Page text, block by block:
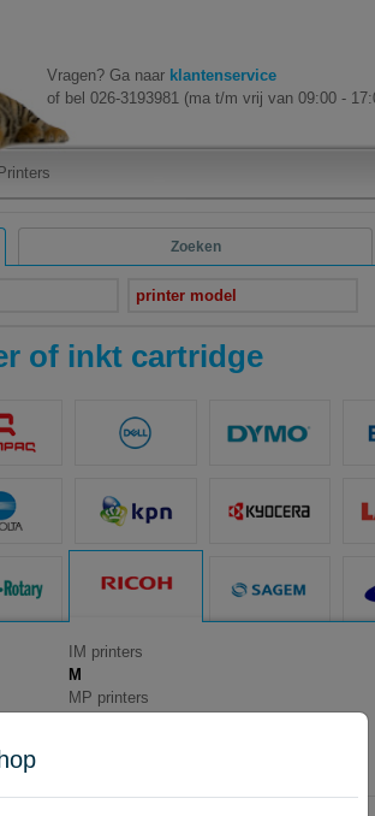
Vragen? Ga naar klantenservice
of bel 026-3193981 (ma t/m vrij van 09:00 -
Printers
Zoeken
printer model
of inkt cartridge
IM printers
M
MP printers